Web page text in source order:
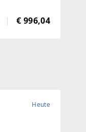
3.Stock
€ 996,04
Heute